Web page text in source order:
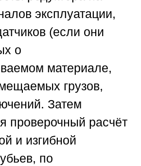
эксплуатации,
(если они
о
материале,
грузов,
Затем
проверочный расчёт
и изгибной
по